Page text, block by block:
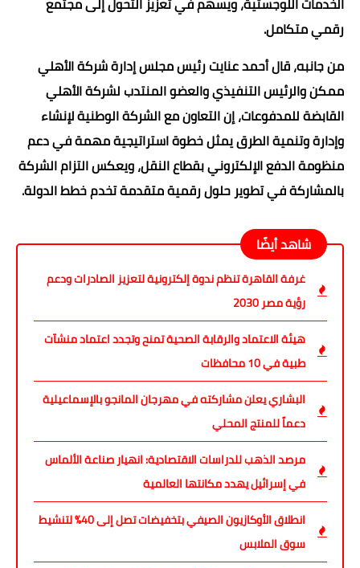
رقمي متكامل.
من جانبه، قال أحمد عنايت رئيس مجلس إدارة شركة الأهلي
ممكن والرئيس التنفيذي والعضو المنتدب لشركة الأهلي
القابضة للمدفوعات، إن التعاون مع الشركة الوطنية لإنشاء
وإدارة وتنمية الطرق يمثل خطوة استراتيجية مهمة في دعم
منظومة الدفع الإلكتروني بقطاع النقل، ويعكس التزام الشركة
بالمشاركة في تطوير حلول رقمية متقدمة تخدم خطط الدولة.
شاهد أيضًا
غرفة القاهرة تنظم ندوة إلكترونية لتعزيز الصادرات ودعم
رؤية مصر 2030
هيئة الاعتماد والرقابة الصحية تمنح وتجدد اعتماد منشآت
طبية في 10 محافظات
البشاري يعلن مشاركته في مهرجان المانجو بالإسماعيلية
دعماً للمنتج المحلي
مرصد الذهب للدراسات الاقتصادية: انهيار صناعة الألماس
في إسرائيل يهدد مكانتها العالمية
انطلاق الأوكازيون الصيفي بتخفيضات تصل إلى 40% لتنشيط
سوق الملابس